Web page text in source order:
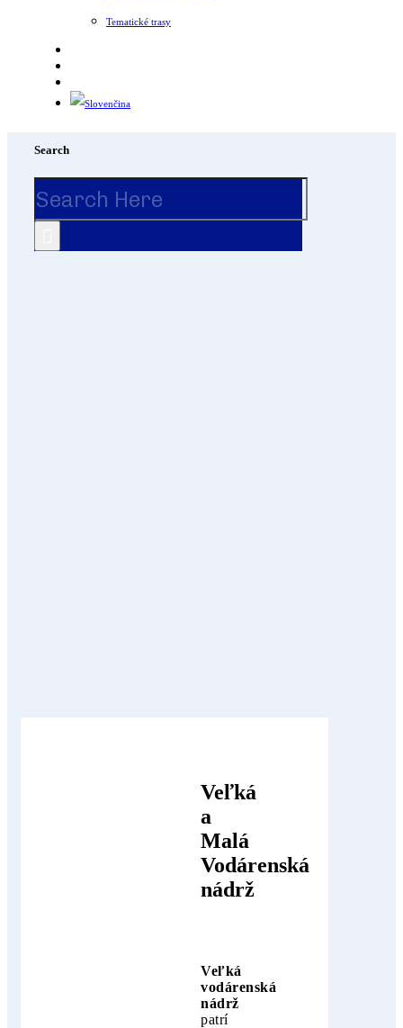
Tematické trasy
Search
Search
for:
Veľká
a
Malá
Vodárenská
nádrž
Veľká
vodárenská
nádrž
patrí